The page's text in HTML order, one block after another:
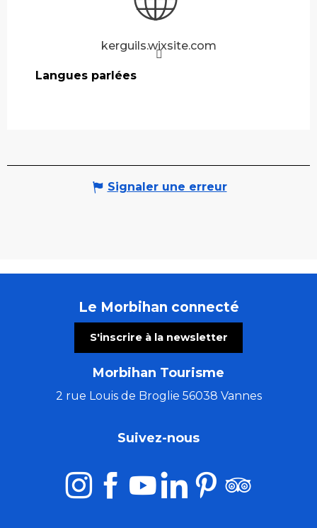
kerguils.wixsite.com
Langues parlées
Langues parlées
Signaler une erreur
Le Morbihan connecté
S'inscrire à la newsletter
Morbihan Tourisme
2 rue Louis de Broglie 56038 Vannes
Suivez-nous